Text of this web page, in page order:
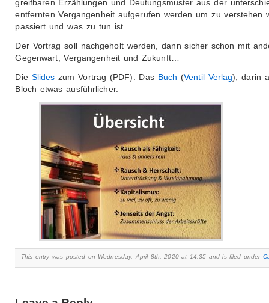
greifbaren Erzählungen und Deutungsmuster aus der
entfernten Vergangenheit aufgerufen werden um zu verstehen
passiert und was zu tun ist.
Der Vortrag soll nachgeholt werden, dann sicher schon mit
Gegenwart, Vergangenheit und Zukunft…
Die Slides zum Vortrag (PDF). Das Buch (Ventil Verlag), darin
Bloch etwas ausführlicher.
This entry was posted on Wednesday, April 8th, 2020 at 14:35 and is filed under